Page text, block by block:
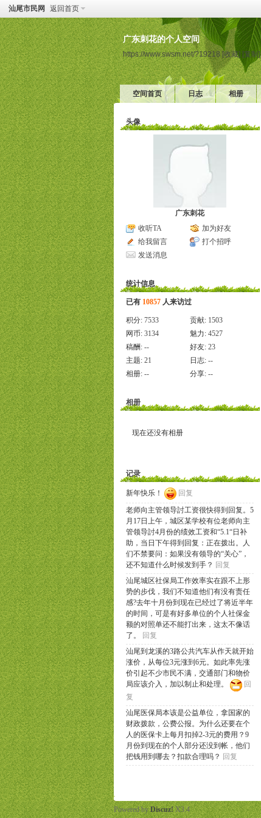
汕尾市民网 返回首页
广东刺花的个人空间
https://www.swsm.net/?19218 [收藏] [复制]
空间首页 日志 相册
头像
广东刺花
收听TA
加为好友
给我留言
打个招呼
发送消息
统计信息
已有 10857 人来访过
积分: 7533 贡献: 1503
网币: 3134 魅力: 4527
稿酬: -- 好友: 23
主题: 21 日志: --
相册: -- 分享: --
相册
现在还没有相册
记录
新年快乐！ 回复
老师向主管领导討工资很快得到回复。5
月17日上午，城区某学校有位老师向主
管领导討4月份的绩效工资和“5.1“日补
助，当日下午得到回复：正在拨出。人
们不禁要问：如果没有领导的“关心”，
还不知道什么时候发到手？ 回复
汕尾城区社保局工作效率实在跟不上形
势的步伐，我们不知道他们有没有责任
感?去年十月份到现在已经过了将近半年
的时间，可是有好多单位的个人社保金
额的对照单还不能打出来，这太不像话
了。
回复
汕尾到龙溪的3路公共汽车从作天就开始
涨价，从每位3元涨到6元。如此率先涨
价引起不少市民不满，交通部门和物价
局应该介入，加以制止和处理。
回
复
汕尾医保局本该是公益单位，拿国家的
财政拨款，公费公报。为什么还要在个
人的医保卡上每月扣掉2-3元的费用？9
月份到现在的个人部分还没到帐，他们
把钱用到哪去？扣款合理吗？ 回复
Powered byDiscuz! X3.4